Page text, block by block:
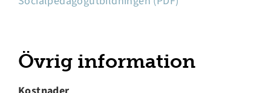
Övrig information